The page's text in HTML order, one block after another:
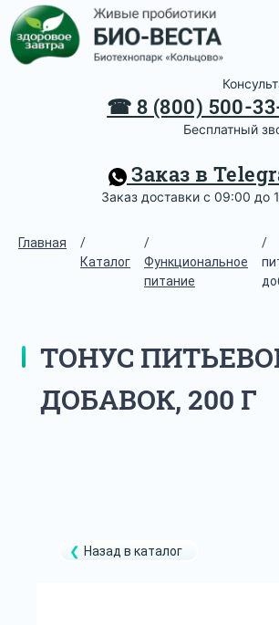
☎8 (800) 500-
Бесплатный
Заказ в
Заказ доставки с 09:00 до
Главная
/
Каталог
/
Функциональное
питание
/
ТОНУС
ДОБАВОК, 200 Г
Назад в каталог